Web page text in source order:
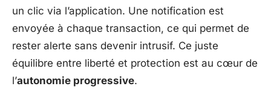
un clic via l’application. Une notification est
envoyée à chaque transaction, ce qui permet de
rester alerte sans devenir intrusif. Ce juste
équilibre entre liberté et protection est au cœur de
l’autonomie progressive.